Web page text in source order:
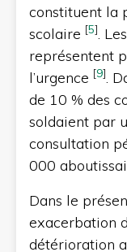
constituent la
scolaire [5].
représentent
l’urgence [9].
de 10 % des
soldaient par
consultation
000
Dans le
exacerbation
détérioration